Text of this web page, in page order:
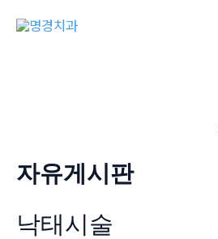
자유게시판
낙­태시술